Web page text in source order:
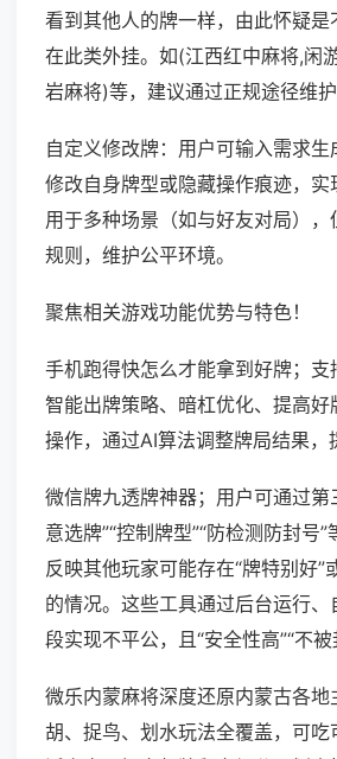
看到其他人的牌一样，由此怀疑
在此类外挂。如(江西红中麻将,闲
岩麻将)等，建议通过正规途径维护
自定义修改牌：用户可输入需求生
修改自身牌型或隐藏操作痕迹，实
用于多种场景（如与好友对局）
规则，维护公平环境。
聚焦相关游戏功能优势与特色！
手机跑得快怎么才能拿到好牌；支
智能出牌策略、暗杠优化、提高
操作，通过AI算法调整牌局结果，
微信牌九透牌神器；用户可通过第
意选牌”“控制牌型”“防检测防封号
反映其他玩家可能存在“牌特别好”
的情况。这些工具通过后台运行
段实现不平公，且“安全性高”“不被
微乐内蒙麻将深度还原内蒙古各地
胡、捉鸟、划水玩法全覆盖，可吃